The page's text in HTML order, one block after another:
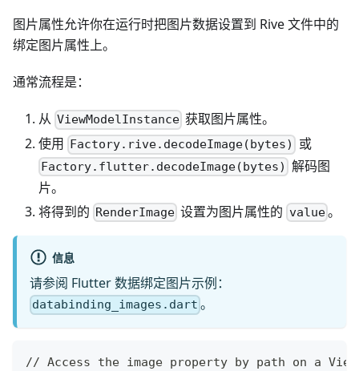
图片属性允许你在运行时把图片数据设置到 Rive 文件中的
绑定图片属性上。
通常流程是：
从 ViewModelInstance 获取图片属性。
使用
Factory.rive.decodeImage(bytes) 或
Factory.flutter.decodeImage(bytes) 解码图
片。
将得到的 RenderImage 设置为图片属性的 value。
信息
请参阅 Flutter 数据绑定图片示例：
databinding_images.dart 。
// Access the image property by path on a